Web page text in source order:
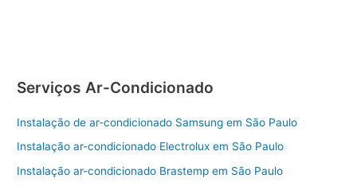
Serviços Ar-Condicionado
Instalação de ar-condicionado Samsung em São Paulo
Instalação ar-condicionado Electrolux em São Paulo
Instalação ar-condicionado Brastemp em São Paulo